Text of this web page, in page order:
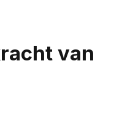
van